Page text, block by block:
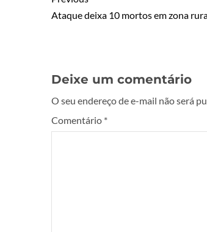
Ataque deixa 10 mortos em zona
Deixe um comentário
O seu endereço de e-mail não será
Comentário *